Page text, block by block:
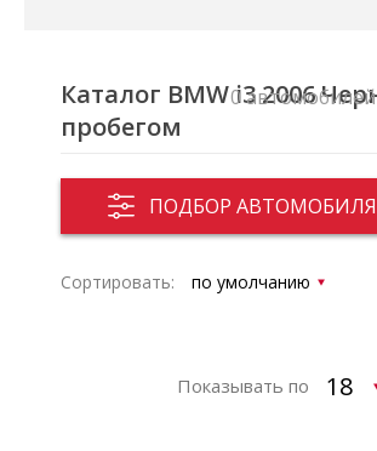
Каталог BMW i3 2006
пробегом
ПОДБОР АВТОМОБИЛЯ
0
Сортировать:
Показывать по